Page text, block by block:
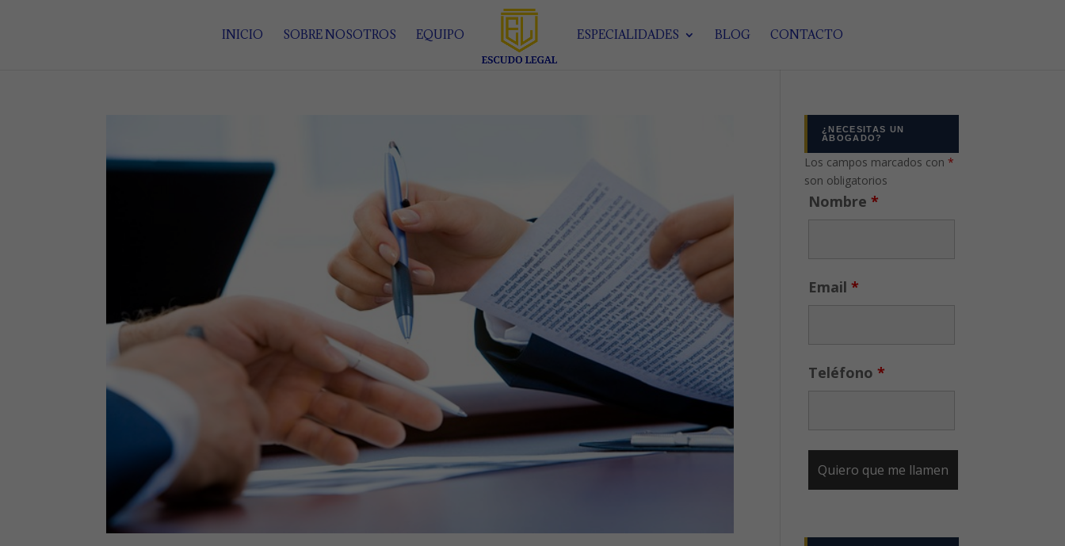
INICIO SOBRE NOSOTROS EQUIPO ESPECIALIDADES BLOG CONTACTO
¿NECESITAS UN
ABOGADO?
Los campos marcados con*
son obligatorios
Nombre*
Email*
Teléfono*